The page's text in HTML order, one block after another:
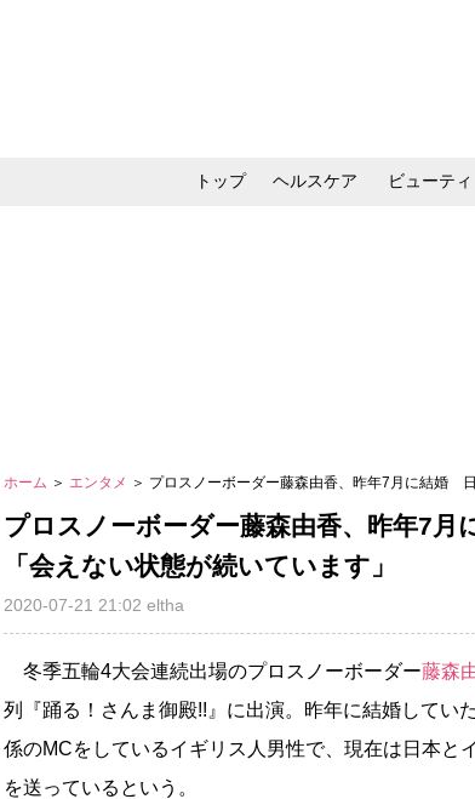
トップ ヘルスケア ビューティ
ホーム ＞ エンタメ ＞ プロスノーボーダー藤森由香、昨年7月に結婚
プロスノーボーダー藤森由香、昨年7
「会えない状態が続いています」
2020-07-21 21:02 eltha
冬季五輪4大会連続出場のプロスノーボーダー藤森
列『踊る！さんま御殿!!』に出演。昨年に結婚してい
係のMCをしているイギリス人男性で、現在は日本と
を送っているという。